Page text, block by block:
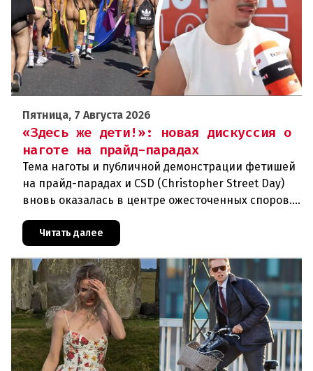
Пятница, 7 Августа 2026
«Здесь же дети!»: новая дискуссия о
наготе на прайд-парадах
Тема наготы и публичной демонстрации фетишей
на прайд-парадах и CSD (Christopher Street Day)
вновь оказалась в центре ожесточенных споров.
То, что для многих представителей ЛГБТК+
является выражением
Читать далее